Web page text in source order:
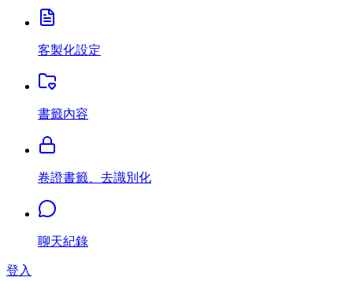
客製化設定
書籤內容
卷證書籤、去識別化
聊天紀錄
登入